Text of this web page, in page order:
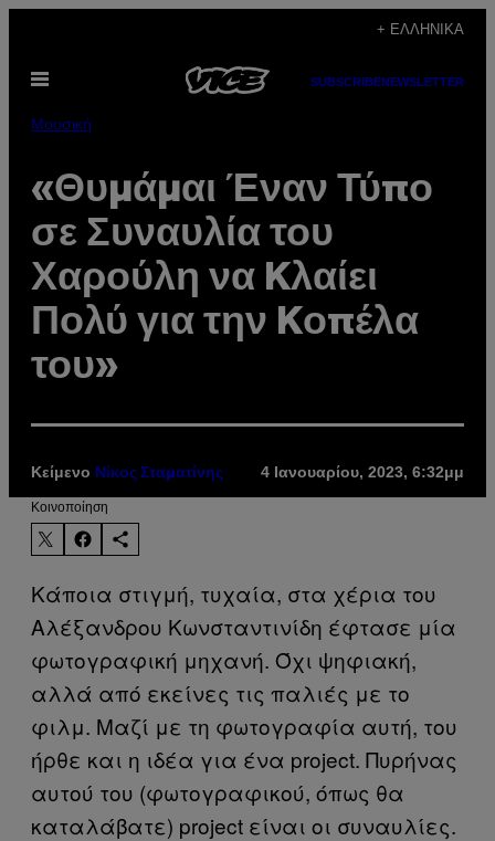
περιεχόμενο
+ ΕΛΛΗΝΙΚΆ
Ανοίξτε
SUBSCRIBENEWSLETTER
Μουσική
«Θυμάμαι Έναν Τύπο
σε Συναυλία του
Χαρούλη να Kλαίει
Πολύ για την Kοπέλα
του»
Κείμενο Νίκος Σταματίνης 4 Ιανουαρίου, 2023, 6:32μμ
Kοινοποίηση
Κάποια στιγμή, τυχαία, στα χέρια του
Αλέξανδρου Κωνσταντινίδη έφτασε μία
φωτογραφική μηχανή. Όχι ψηφιακή,
αλλά από εκείνες τις παλιές με το
φιλμ. Μαζί με τη φωτογραφία αυτή, του
ήρθε και η ιδέα για ένα project. Πυρήνας
αυτού του (φωτογραφικού, όπως θα
καταλάβατε) project είναι οι συναυλίες.